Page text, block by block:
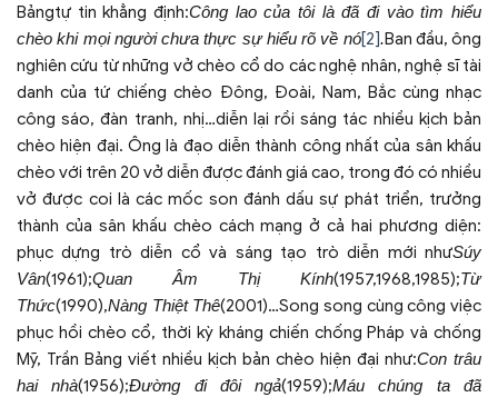
Bảngtự tin khẳng định:Công lao của tôi là đã đi vào tìm hiểu
chèo khi mọi người chưa thực sự hiểu rõ về nó[2].Ban đầu, ông
nghiên cứu từ những vở chèo cổ do các nghệ nhân, nghệ sĩ tài
danh của tứ chiếng chèo Đông, Đoài, Nam, Bắc cùng nhạc
công sáo, đàn tranh, nhị…diễn lại rồi sáng tác nhiều kịch bản
chèo hiện đại. Ông là đạo diễn thành công nhất của sân khấu
chèo với trên 20 vở diễn được đánh giá cao, trong đó có nhiều
vở được coi là các mốc son đánh dấu sự phát triển, trưởng
thành của sân khấu chèo cách mạng ở cả hai phương diện:
phục dựng trò diễn cổ và sáng tạo trò diễn mới nhưSúy
Vân(1961);Quan Âm Thị Kính(1957,1968,1985);Từ
Thức(1990),Nàng Thiệt Thê(2001)…Song song cùng công việc
phục hồi chèo cổ, thời kỳ kháng chiến chống Pháp và chống
Mỹ, Trần Bảng viết nhiều kịch bản chèo hiện đại như:Con trâu
hai nhà(1956);Đường đi đôi ngả(1959);Máu chúng ta đã